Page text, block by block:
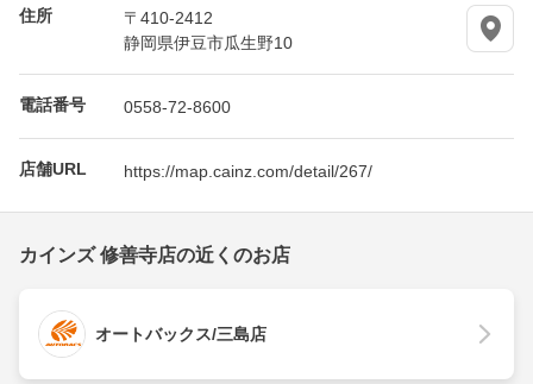
住所
〒410-2412
静岡県伊豆市瓜生野10
電話番号 0558-72-8600
店舗URL https://map.cainz.com/detail/267/
カインズ 修善寺店の近くのお店
オートバックス/三島店